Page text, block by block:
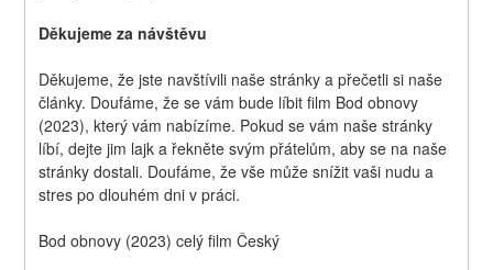
Děkujeme za návštěvu
Děkujeme, že jste navštívili naše stránky a přečetli si naše
články. Doufáme, že se vám bude líbit film Bod obnovy
(2023), který vám nabízíme. Pokud se vám naše stránky
líbí, dejte jim lajk a řekněte svým přátelům, aby se na naše
stránky dostali. Doufáme, že vše může snížit vaši nudu a
stres po dlouhém dni v práci.
Bod obnovy (2023) celý film Český